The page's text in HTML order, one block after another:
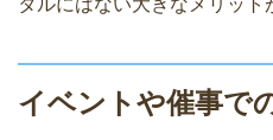
タルにはない大きなメリット
イベントや催事で